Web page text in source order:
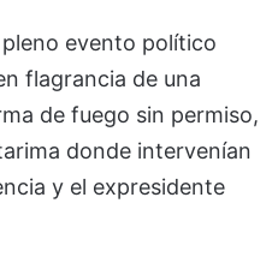
evento político
flagrancia de una
de fuego sin permiso,
donde intervenían
y el expresidente